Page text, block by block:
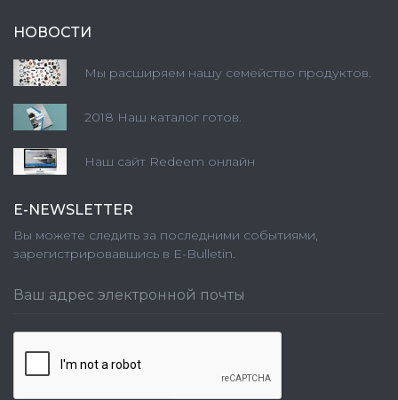
НОВОСТИ
Мы расширяем нашу семейство продуктов.
2018 Наш каталог готов.
Наш сайт Redeem онлайн
E-NEWSLETTER
Вы можете следить за последними событиями,
зарегистрировавшись в E-Bulletin.